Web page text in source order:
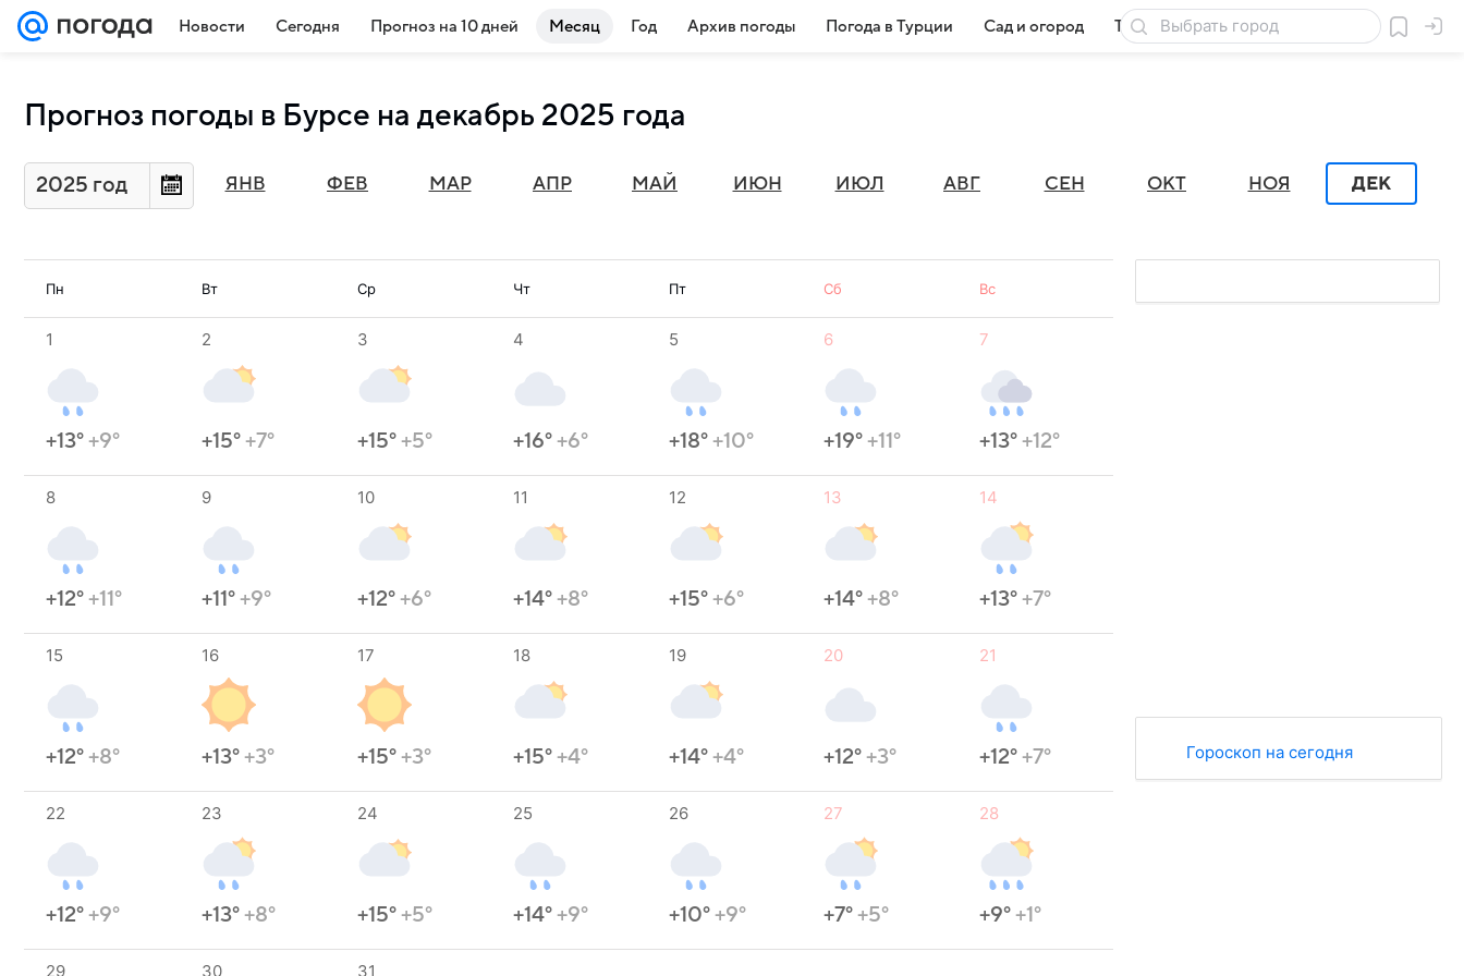
Новости Сегодня Прогноз на 10 дней Месяц Год Архив погоды Погода в Турции Сад и огород Товары для дачи
Прогноз погоды в Бурсе на декабрь 2025 года
2025 год ЯНВ ФЕВ МАР АПР МАЙ ИЮН ИЮЛ АВГ СЕН ОКТ НОЯ ДЕК
Пн Вт Ср Чт Пт Сб Вс
1
+13°+9°
2
+15°+7°
3
+15°+5°
4
+16°+6°
5
+18°+10°
6
+19°+11°
7
+13°+12°
8
+12°+11°
9
+11°+9°
10
+12°+6°
11
+14°+8°
12
+15°+6°
13
+14°+8°
14
+13°+7°
15
+12°+8°
16
+13°+3°
17
+15°+3°
18
+15°+4°
19
+14°+4°
20
+12°+3°
21
+12°+7°
22
+12°+9°
23
+13°+8°
24
+15°+5°
25
+14°+9°
26
+10°+9°
27
+7°+5°
28
+9°+1°
29 30 31
Гороскоп на сегодня